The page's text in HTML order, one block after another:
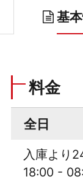
基
料金
全日
入庫より
18:00 -